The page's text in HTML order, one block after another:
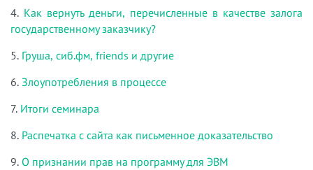
4. Как вернуть деньги, перечисленные в качестве залога
государственному заказчику?
5. Груша, сиб.фм, friends и другие
6. Злоупотребления в процессе
7. Итоги семинара
8. Распечатка с сайта как письменное доказательство
9. О признании прав на программу для ЭВМ